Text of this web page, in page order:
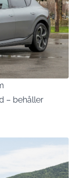
– behåller